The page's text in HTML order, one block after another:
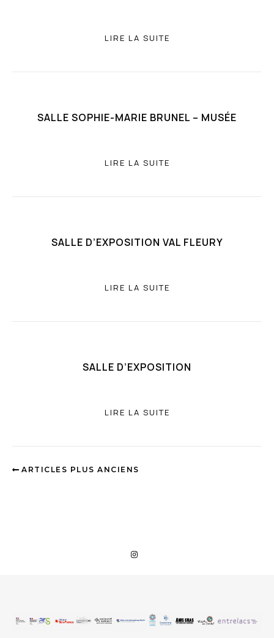
LIRE LA SUITE
SALLE SOPHIE-MARIE BRUNEL – MUSÉE
LIRE LA SUITE
SALLE D’EXPOSITION VAL FLEURY
LIRE LA SUITE
SALLE D’EXPOSITION
LIRE LA SUITE
ARTICLES PLUS ANCIENS